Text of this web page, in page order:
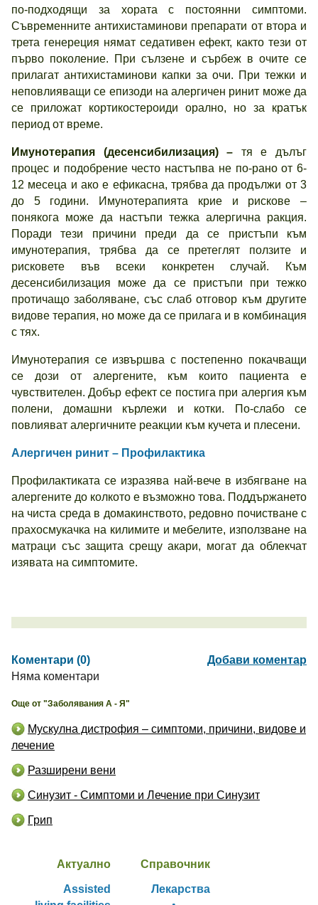
по-подходящи за хората с постоянни симптоми.
Съвременните антихистаминови препарати от втора и
трета генереция нямат седативен ефект, както тези от
първо поколение. При сълзене и сърбеж в очите се
прилагат антихистаминови капки за очи. При тежки и
неповлияващи се епизоди на алергичен ринит може да
се приложат кортикостероиди орално, но за кратък
период от време.
Имунотерапия (десенсибилизация) – тя е дълъг
процес и подобрение често настъпва не по-рано от 6-
12 месеца и ако е ефикасна, трябва да продължи от 3
до 5 години. Имунотерапията крие и рискове –
понякога може да настъпи тежка алергична ракция.
Поради тези причини преди да се пристъпи към
имунотерапия, трябва да се претеглят ползите и
рисковете във всеки конкретен случай. Към
десенсибилизация може да се пристъпи при тежко
протичащо заболяване, със слаб отговор към другите
видове терапия, но може да се прилага и в комбинация
с тях.
Имунотерапия се извършва с постепенно покачващи
се дози от алергените, към които пациента е
чувствителен. Добър ефект се постига при алергия към
полени, домашни кърлежи и котки. По-слабо се
повлияват алергичните реакции към кучета и плесени.
Алергичен ринит – Профилактика
Профилактиката се изразява най-вече в избягване на
алергените до колкото е възможно това. Поддържането
на чиста среда в домакинството, редовно почистване с
прахосмукачка на килимите и мебелите, използване на
матраци със защита срещу акари, могат да облекчат
изявата на симптомите.
Коментари (0)
Добави коментар
Няма коментари
Още от "Заболявания А - Я"
Мускулна дистрофия – симптоми, причини, видове и
лечение
Разширени вени
Синузит - Симптоми и Лечение при Синузит
Грип
Актуално
Assisted
Справочник
Лекарства